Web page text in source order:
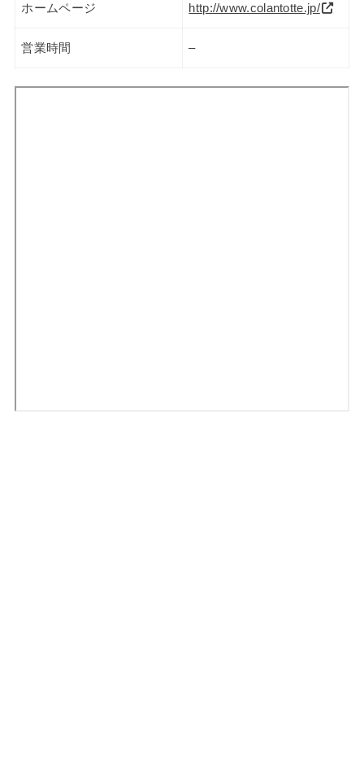
ホームページ http://www.colantotte.jp/
営業時間 –